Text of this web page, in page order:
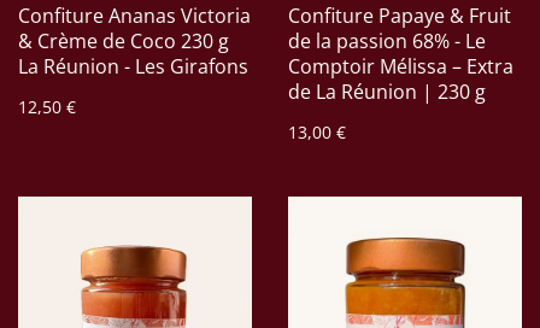
Confiture Ananas Victoria
& Crème de Coco 230 g
La Réunion - Les Girafons
12,50 €
Confiture Papaye & Fruit
de la passion 68% - Le
Comptoir Mélissa – Extra
de La Réunion | 230 g
13,00 €